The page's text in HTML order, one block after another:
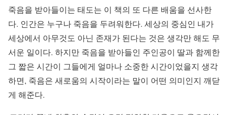
죽음을 받아들이는 태도는 이 책의 또 다른 배움을 선사한
다. 인간은 누구나 죽음을 두려워한다. 세상의 중심인 내가
세상에서 아무것도 아닌 존재가 된다는 것은 생각만 해도 무
서운 일이다. 하지만 죽음을 받아들인 주인공이 딸과 함께한
그 짧은 시간이 그들에게 얼마나 소중한 시간이었을지 생각
하면, 죽음은 새로움의 시작이라는 말이 어떤 의미인지 깨닫
게 해준다.